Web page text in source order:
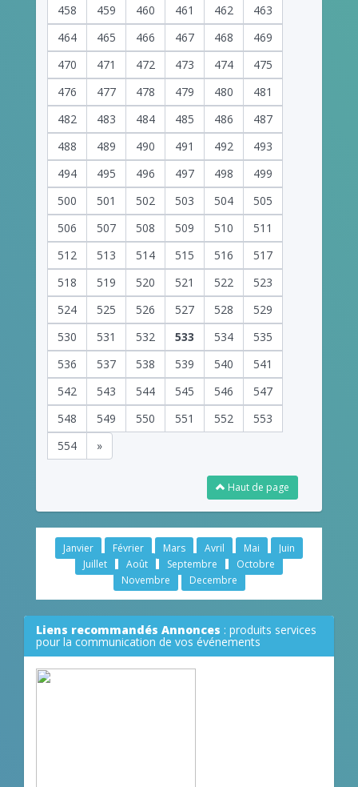
458 459 460 461 462
463
464
465 466 467 468
469
470
471 472 473 474
475
476
477 478 479 480
481
482
483 484 485 486
487
488
489 490 491 492
493
494
495 496 497 498
499
500
501 502 503 504
505
506
507 508 509 510
511
512
513 514 515 516
517
518
519 520 521 522
523
524
525 526 527 528
529
530
531 532 533 534
535
536
537 538 539 540
541
542
543 544 545 546
547
548
549 550 551 552
553
554
»
Haut de page
Janvier Février Mars Avril Mai
Juin
Juillet
Août Septembre
Octobre
Novembre
Decembre
Liens recommandés Annonces : produits services
pour la communication de vos événements